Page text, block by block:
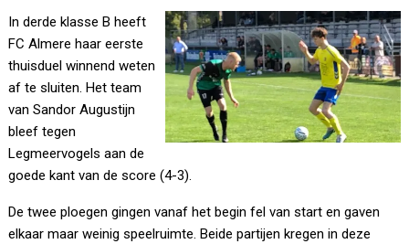
In derde klasse B heeft
FC Almere haar eerste
thuisduel winnend weten
af te sluiten. Het team
van Sandor Augustijn
bleef tegen
Legmeervogels aan de
goede kant van de score (4-3).
De twee ploegen gingen vanaf het begin fel van start en gaven
elkaar maar weinig speelruimte. Beide partijen kregen in deze